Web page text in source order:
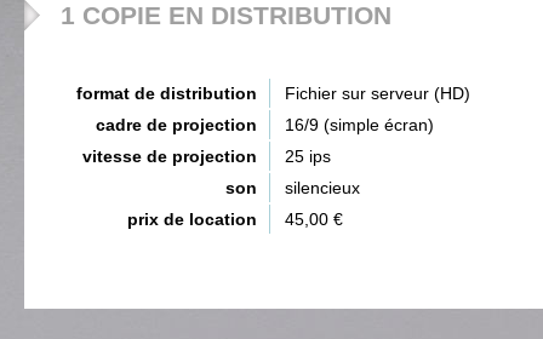
1 COPIE EN DISTRIBUTION
format de distribution
Fichier sur serveur (HD)
cadre de projection
16/9 (simple écran)
vitesse de projection
25 ips
son
silencieux
prix de location
45,00 €